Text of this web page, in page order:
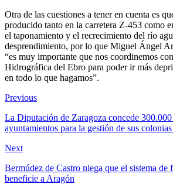
Otra de las cuestiones a tener en cuenta es
producido tanto en la carretera Z-453 como
el taponamiento y el recrecimiento del río
desprendimiento, por lo que Miguel Ángel
“es muy importante que nos coordinemos
Hidrográfica del Ebro para poder ir más
en todo lo que hagamos”.
Previous
La Diputación de Zaragoza concede 300.000
ayuntamientos para la gestión de sus
Next
Bermúdez de Castro niega que el sistema de
beneficie a Aragón